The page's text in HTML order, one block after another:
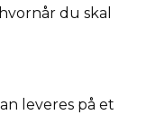
du skal
leveres på et